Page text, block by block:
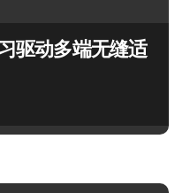
驱动多端无缝适